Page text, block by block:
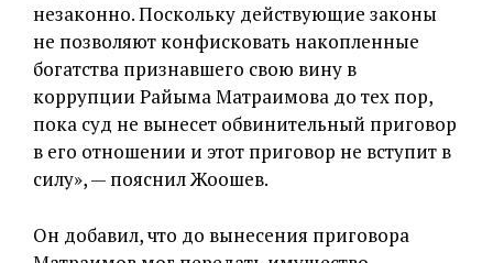
незаконно. Поскольку действующие законы
не позволяют конфисковать накопленные
богатства признавшего свою вину в
коррупции Райыма Матраимова до тех пор,
пока суд не вынесет обвинительный приговор
в его отношении и этот приговор не вступит в
силу», — пояснил Жоошев.
Он добавил, что до вынесения приговора